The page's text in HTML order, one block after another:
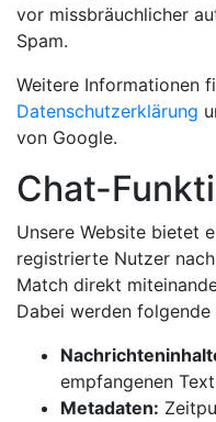
vor missbräuchlicher
Spam.
Weitere Informationen
Datenschutzerklärung
von Google.
Chat-
Unsere Website bietet
registrierte Nutzer
Match direkt
Dabei werden
empfangenen
Metadaten: